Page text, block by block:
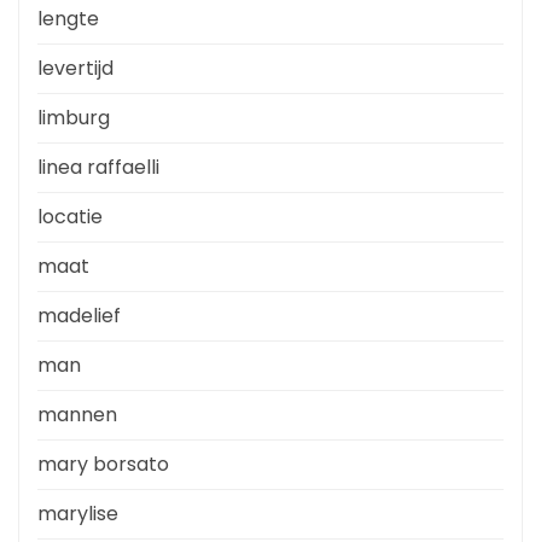
lengte
levertijd
limburg
linea raffaelli
locatie
maat
madelief
man
mannen
mary borsato
marylise